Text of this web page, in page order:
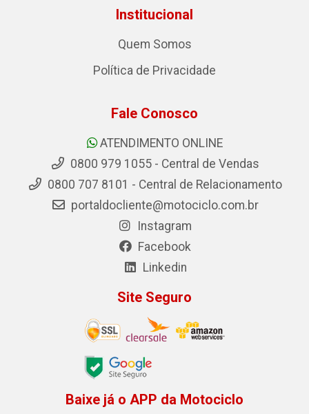
Institucional
Quem Somos
Política de Privacidade
Fale Conosco
ATENDIMENTO ONLINE
0800 979 1055 - Central de Vendas
0800 707 8101 - Central de Relacionamento
portaldocliente@motociclo.com.br
Instagram
Facebook
Linkedin
Site Seguro
Baixe já o APP da Motociclo